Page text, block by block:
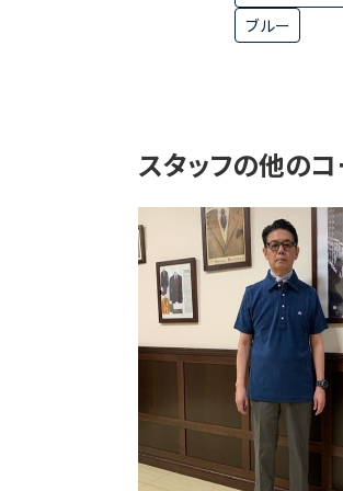
ブルー
スタッフの他のコ